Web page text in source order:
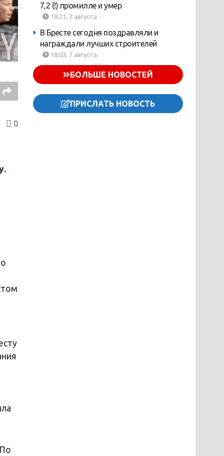
0
7,2 (!) промилле и умер
18:21, 7 августа
В Бресте сегодня поздравляли и
награждали лучших строителей
18:03, 7 августа
БОЛЬШЕ НОВОСТЕЙ
ПРИСЛАТЬ НОВОСТЬ